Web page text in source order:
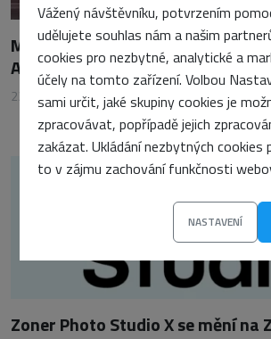
Vážený návštěvníku, potvrzením
udělujete souhlas nám a našim
cookies pro nezbytné, analytické a
účely na tomto zařízení. Volbou
sami určit, jaké skupiny cookies je
zpracovávat, popřípadě jejich
zakázat. Ukládání nezbytných cookies
to v zájmu zachování funkčnosti
NASTAVENÍ
Microsoft rozšiřuje AI funkce:
AMD a Intel zařízeních x86
22. dubna 2025 • Vojtěch Tomášek
Zoner Photo Studio X se mění na